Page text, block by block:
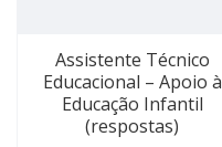
Assistente Técnico
Educacional – Apoio à
Educação Infantil
(respostas)